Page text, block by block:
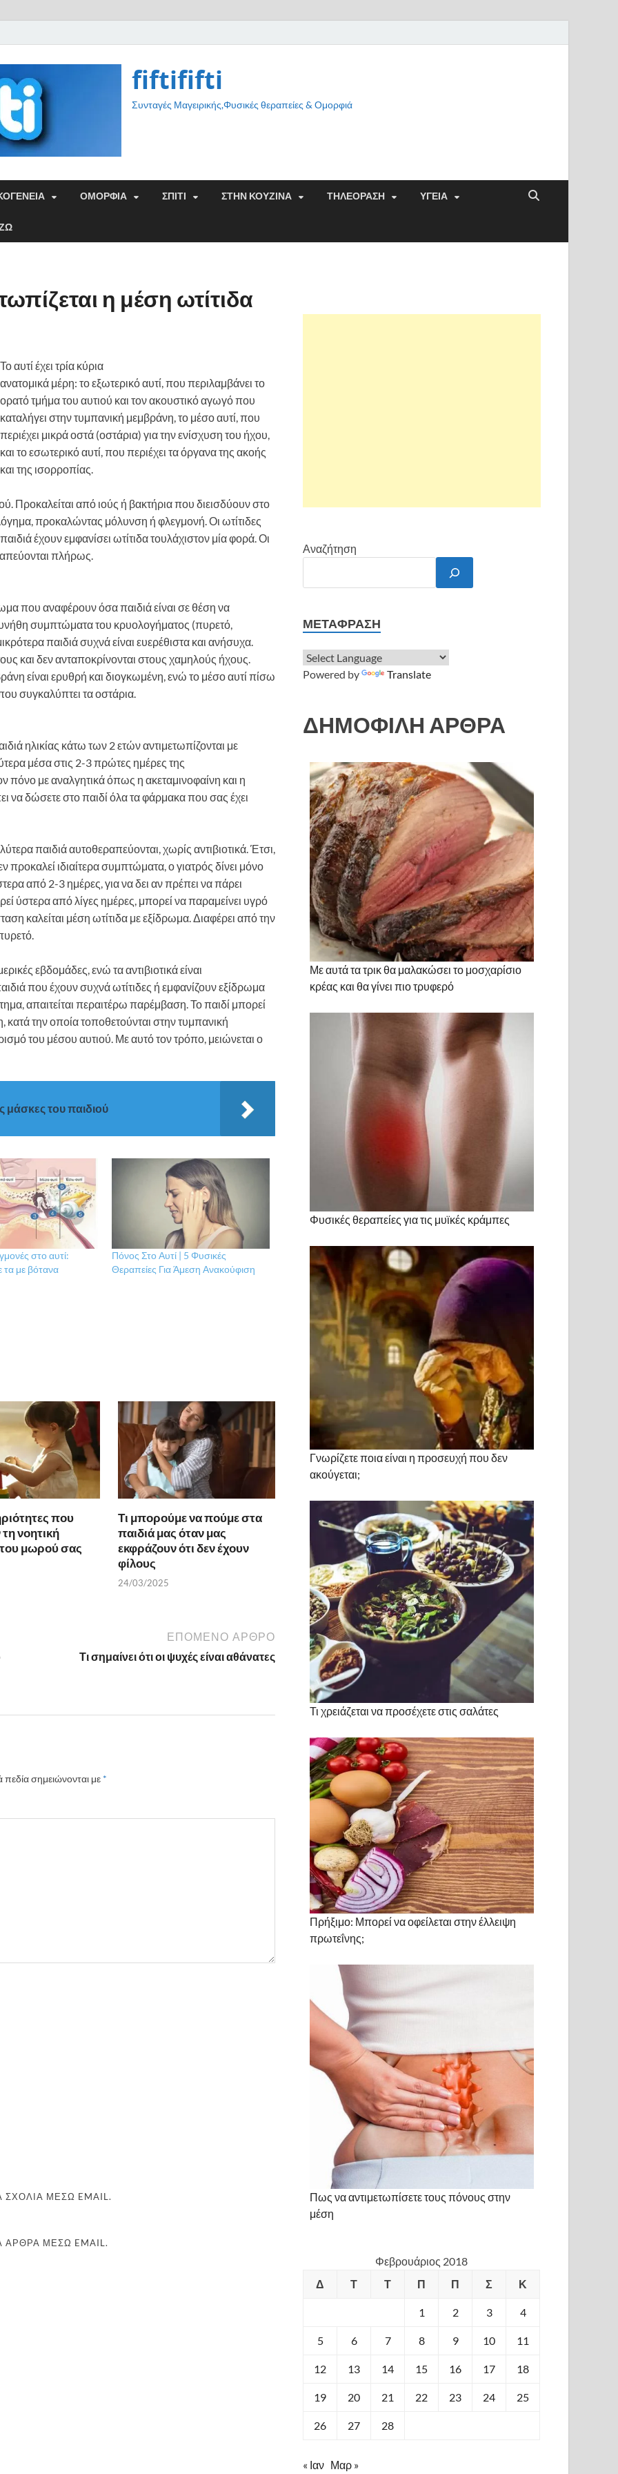
fiftififti
Συνταγές Μαγειρικής,Φυσικές θεραπείες & Ομορφιά
ΟΜΟΡΦΙΑ ΣΠΙΤΙ ΣΤΗΝ ΚΟΥΖΙΝΑ ΤΗΛΕΟΡΑΣΗ ΥΓΕΙΑ
η μέση ωτίτιδα
Το αυτί έχει τρία κύρια
ανατομικά μέρη: το εξωτερικό αυτί, που περιλαμβάνει το
ορατό τμήμα του αυτιού και τον ακουστικό αγωγό που
καταλήγει στην τυμπανική μεμβράνη, το μέσο αυτί, που
περιέχει μικρά οστά (οστάρια) για την ενίσχυση του ήχου,
και το εσωτερικό αυτί, που περιέχει τα όργανα της ακοής
και της ισορροπίας.
Προκαλείται από ιούς ή βακτήρια που διεισδύουν στο
προκαλώντας μόλυνση ή φλεγμονή. Οι ωτίτιδες
έχουν εμφανίσει ωτίτιδα τουλάχιστον μία φορά. Οι
πλήρως.
που αναφέρουν όσα παιδιά είναι σε θέση να
συμπτώματα του κρυολογήματος (πυρετό,
παιδιά συχνά είναι ευερέθιστα και ανήσυχα.
και δεν ανταποκρίνονται στους χαμηλούς ήχους.
είναι ερυθρή και διογκωμένη, ενώ το μέσο αυτί πίσω
συγκαλύπτει τα οστάρια.
ηλικίας κάτω των 2 ετών αντιμετωπίζονται με
μέσα στις 2-3 πρώτες ημέρες της
πόνο με αναλγητικά όπως η ακεταμινοφαίνη και η
να δώσετε στο παιδί όλα τα φάρμακα που σας έχει
παιδιά αυτοθεραπεύονται, χωρίς αντιβιοτικά. Έτσι,
προκαλεί ιδιαίτερα συμπτώματα, ο γιατρός δίνει μόνο
από 2-3 ημέρες, για να δει αν πρέπει να πάρει
ύστερα από λίγες ημέρες, μπορεί να παραμείνει υγρό
καλείται μέση ωτίτιδα με εξίδρωμα. Διαφέρει από την
εβδομάδες, ενώ τα αντιβιοτικά είναι
που έχουν συχνά ωτίτιδες ή εμφανίζουν εξίδρωμα
απαιτείται περαιτέρω παρέμβαση. Το παιδί μπορεί
την οποία τοποθετούνται στην τυμπανική
του μέσου αυτιού. Με αυτό τον τρόπο, μειώνεται ο
του παιδιού
στο αυτί:
τα με βότανα
Πόνος Στο Αυτί | 5 Φυσικές
Θεραπείες Για Άμεση Ανακούφιση
που
νοητική
μωρού σας
Τι μπορούμε να πούμε στα
παιδιά μας όταν μας
εκφράζουν ότι δεν έχουν
φίλους
24/03/2025
ΕΠΌΜΕΝΟ ΆΡΘΡΟ
Τι σημαίνει ότι οι ψυχές είναι αθάνατες
σημειώνονται με *
ΜΈΣΩ EMAIL.
ΆΡΘΡΑ ΜΈΣΩ EMAIL.
Αναζήτηση
ΜΕΤΆΦΡΑΣΗ
Powered by Translate
ΔΗΜΟΦΙΛΗ ΑΡΘΡΑ
Με αυτά τα τρικ θα μαλακώσει το μοσχαρίσιο
κρέας και θα γίνει πιο τρυφερό
Φυσικές θεραπείες για τις μυϊκές κράμπες
Γνωρίζετε ποια είναι η προσευχή που δεν
ακούγεται;
Τι χρειάζεται να προσέχετε στις σαλάτες
Πρήξιμο: Μπορεί να οφείλεται στην έλλειψη
πρωτεΐνης;
Πως να αντιμετωπίσετε τους πόνους στην
μέση
Φεβρουάριος 2018
Δ
Τ Τ Π Π Σ Κ
1 2 3 4
5 6 7 8 9 10 11
12 13 14 15 16 17 18
19 20 21 22 23 24 25
26 27 28
« Ιαν Μαρ »